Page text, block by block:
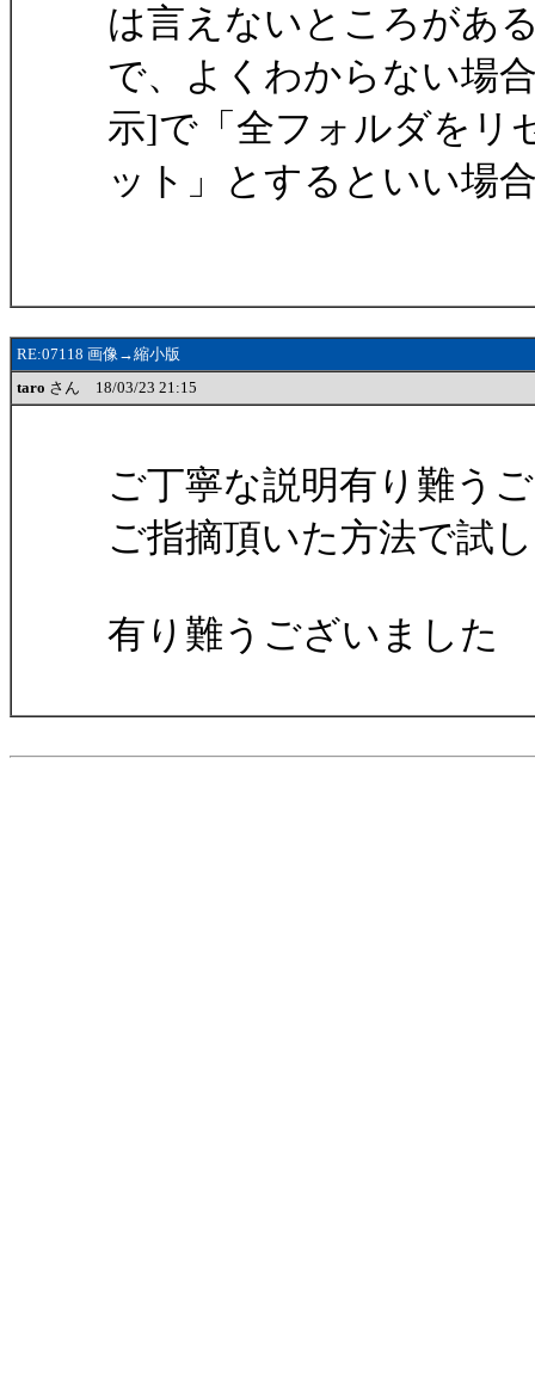
は言えないところがあ
で、よくわからない場
示]で「全フォルダをリ
ット」とするといい場
RE:07118 画像→縮小版
taro さん 18/03/23 21:15
ご丁寧な説明有り難う
ご指摘頂いた方法で試
有り難うございました